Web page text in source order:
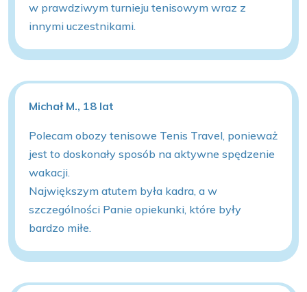
w prawdziwym turnieju tenisowym wraz z
innymi uczestnikami.
Michał M., 18 lat
Polecam obozy tenisowe Tenis Travel, ponieważ
jest to doskonały sposób na aktywne spędzenie
wakacji.
Największym atutem była kadra, a w
szczególności Panie opiekunki, które były
bardzo miłe.